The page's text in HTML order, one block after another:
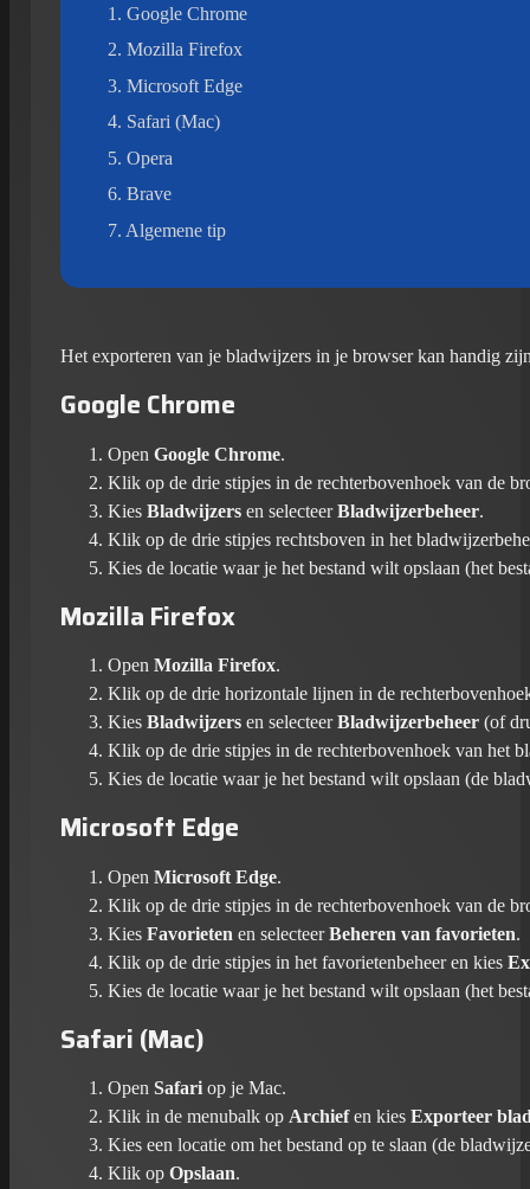
Google Chrome
Mozilla Firefox
Microsoft Edge
Safari (Mac)
Opera
Brave
Algemene tip
Het exporteren van je bladwijzers in je browser kan handig
Google Chrome
Open Google Chrome.
Klik op de drie stipjes in de rechterbovenhoek van de
Kies Bladwijzersen selecteerBladwijzerbeheer.
Klik op de drie stipjes rechtsboven in het
Kies de locatie waar je het bestand wilt opslaan (het
Mozilla Firefox
Open Mozilla Firefox.
Klik op de drie horizontale lijnen in de
Kies Bladwijzersen selecteerBladwijzerbeheer(of
Klik op de drie stipjes in de rechterbovenhoek van het
Kies de locatie waar je het bestand wilt opslaan (de
Microsoft Edge
Open Microsoft Edge.
Klik op de drie stipjes in de rechterbovenhoek van de
Kies Favorieten en selecteerBeheren van favorieten.
Klik op de drie stipjes in het favorietenbeheer en kies
Kies de locatie waar je het bestand wilt opslaan (het
Safari (Mac)
Open Safariop je Mac.
Klik in de menubalk op Archiefen kies Exporteer
Kies een locatie om het bestand op te slaan (de
Klik op Opslaan.